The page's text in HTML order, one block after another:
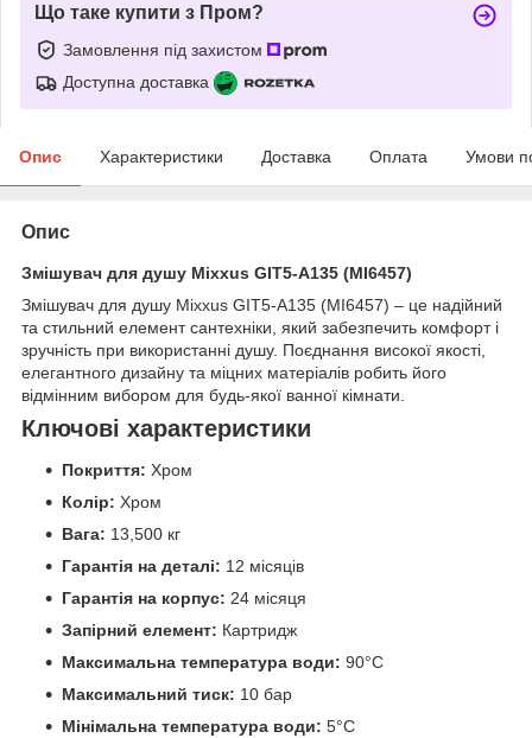
Що таке купити з Пром?
Замовлення під захистом
Доступна доставка
Опис Характеристики Доставка Оплата Умови
Опис
Змішувач для душу Mixxus GIT5-A135 (MI6457)
Змішувач для душу Mixxus GIT5-A135 (MI6457) – це надійний
та стильний елемент сантехніки, який забезпечить комфорт і
зручність при використанні душу. Поєднання високої якості,
елегантного дизайну та міцних матеріалів робить його
відмінним вибором для будь-якої ванної кімнати.
Ключові характеристики
Покриття: Хром
Колір: Хром
Вага: 13,500 кг
Гарантія на деталі: 12 місяців
Гарантія на корпус: 24 місяця
Запірний елемент: Картридж
Максимальна температура води: 90°C
Максимальний тиск: 10 бар
Мінімальна температура води: 5°C